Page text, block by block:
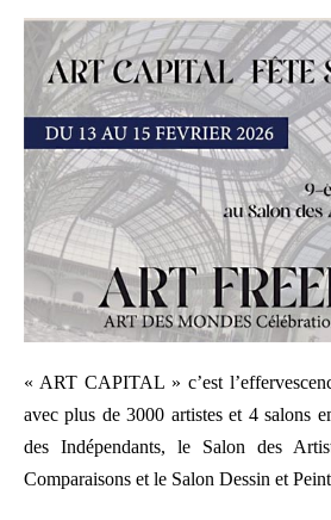
« ART CAPITAL » c’est
avec plus de 3000 artistes et 4 salons
des Indépendants, le Salon des
Comparaisons et le Salon Dessin et